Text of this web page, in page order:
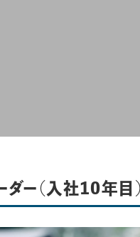
ー（入社10年目